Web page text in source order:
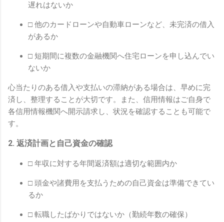
遅れはないか
□ 他のカードローンや自動車ローンなど、未完済の借入
があるか
□ 短期間に複数の金融機関へ住宅ローンを申し込んでい
ないか
心当たりのある借入や支払いの滞納がある場合は、早めに完
済し、整理することが大切です。また、信用情報はご自身で
各信用情報機関へ開示請求し、状況を確認することも可能で
す。
2. 返済計画と自己資金の確認
□ 年収に対する年間返済額は適切な範囲内か
□ 頭金や諸費用を支払うための自己資金は準備できてい
るか
□ 転職したばかりではないか（勤続年数の確保）